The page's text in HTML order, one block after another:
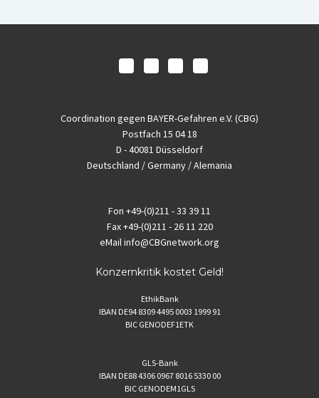
Coordination gegen BAYER-Gefahren e.V. (CBG)
Postfach 15 04 18
D - 40081 Düsseldorf
Deutschland / Germany / Alemania
Fon +49-(0)211 - 33 39 11
Fax+49-(0)211 - 26 11 220
eMailinfo@CBGnetwork.org
Konzernkritik kostet Geld!
EthikBank
IBAN DE94 8309 4495 0003 1999 91
BIC GENODEF1ETK
GLS-Bank
IBAN DE88 4306 0967 8016 5330 00
BIC GENODEM1GLS